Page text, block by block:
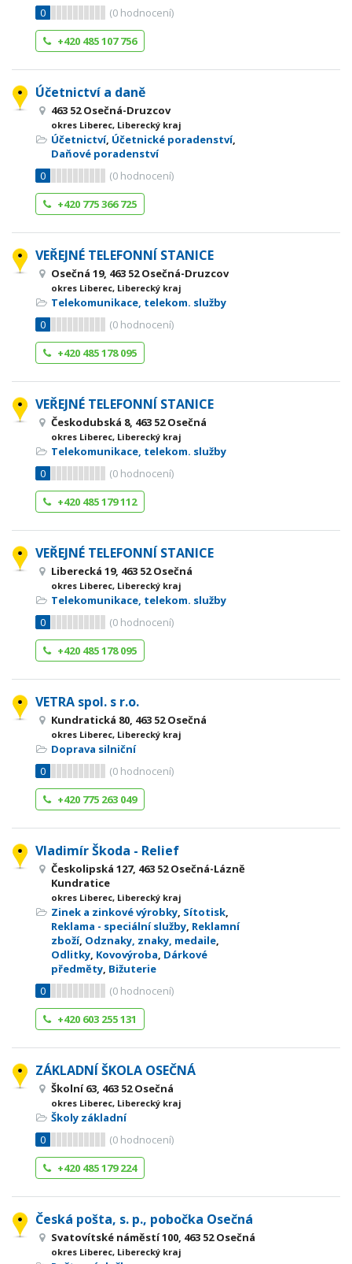
0 (0 hodnocení)
+420 485 107 756
Účetnictví a daně
463 52 Osečná-Druzcov
okres Liberec, Liberecký kraj
Účetnictví, Účetnické poradenství,
Daňové poradenství
0
(0 hodnocení)
+420 775 366 725
VEŘEJNÉ TELEFONNÍ STANICE
Osečná 19, 463 52 Osečná-Druzcov
okres Liberec, Liberecký kraj
Telekomunikace, telekom. služby
0
(0 hodnocení)
+420 485 178 095
VEŘEJNÉ TELEFONNÍ STANICE
Českodubská 8, 463 52 Osečná
okres Liberec, Liberecký kraj
Telekomunikace, telekom. služby
0
(0 hodnocení)
+420 485 179 112
VEŘEJNÉ TELEFONNÍ STANICE
Liberecká 19, 463 52 Osečná
okres Liberec, Liberecký kraj
Telekomunikace, telekom. služby
0
(0 hodnocení)
+420 485 178 095
VETRA spol. s r.o.
Kundratická 80, 463 52 Osečná
okres Liberec, Liberecký kraj
Doprava silniční
0
(0 hodnocení)
+420 775 263 049
Vladimír Škoda - Relief
Českolipská 127, 463 52 Osečná-Lázně
Kundratice
okres Liberec, Liberecký kraj
Zinek a zinkové výrobky, Sítotisk,
Reklama - speciální služby, Reklamní
zboží, Odznaky, znaky, medaile,
Odlitky, Kovovýroba, Dárkové
předměty, Bižuterie
0
(0 hodnocení)
+420 603 255 131
ZÁKLADNÍ ŠKOLA OSEČNÁ
Školní 63, 463 52 Osečná
okres Liberec, Liberecký kraj
Školy základní
0
(0 hodnocení)
+420 485 179 224
Česká pošta, s. p., pobočka Osečná
Svatovítské náměstí 100, 463 52 Osečná
okres Liberec, Liberecký kraj